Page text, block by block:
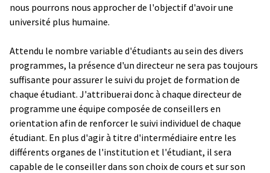
nous pourrons nous approcher de l'objectif d'avoir une
université plus humaine.
Attendu le nombre variable d'étudiants au sein des divers
programmes, la présence d'un directeur ne sera pas toujours
suffisante pour assurer le suivi du projet de formation de
chaque étudiant. J'attribuerai donc à chaque directeur de
programme une équipe composée de conseillers en
orientation afin de renforcer le suivi individuel de chaque
étudiant. En plus d'agir à titre d'intermédiaire entre les
différents organes de l'institution et l'étudiant, il sera
capable de le conseiller dans son choix de cours et sur son